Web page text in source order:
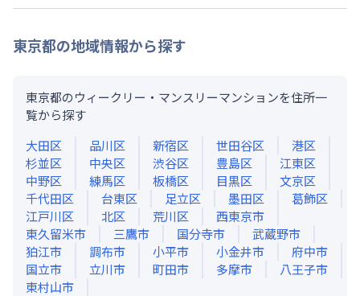
東京都の地域情報から探す
東京都のウィークリー・マンスリーマンションを住所一
覧から探す
大田区
品川区 新宿区 世田谷区
港区
杉並区
中央区 渋谷区 豊島区
江東区
中野区
練馬区 板橋区 目黒区
文京区
千代田区
台東区 足立区 墨田区
葛飾区
江戸川区
北区 荒川区
西東京市
東久留米市
三鷹市 国分寺市
武蔵野市
狛江市
調布市 小平市 小金井市
府中市
国立市
立川市 町田市 多摩市
八王子市
東村山市